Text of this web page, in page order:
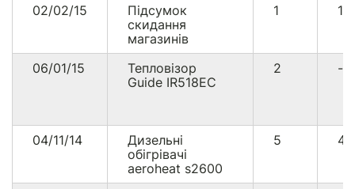
02/02/15
Підсумок
скидання
магазинів
1
06/01/15
Тепловізор
Guide IR518EC
2 --
04/11/14
Дизельні
обігрівачі
aeroheat s2600
5